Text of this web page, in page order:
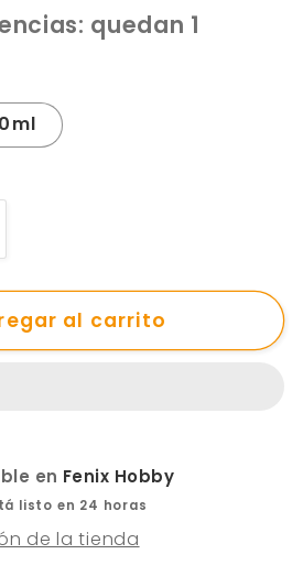
quedan 1
al carrito
en Fenix Hobby
listo en 24 horas
de la tienda